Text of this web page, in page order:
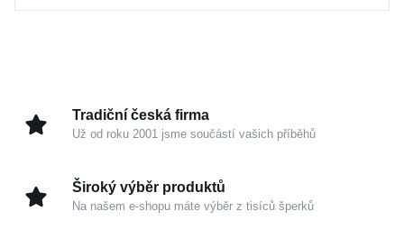
dekolt. Byl pečlivě navržen tak, aby nepodléhal
pomíjivým trendům a stal se trvalou součástí vašeho
Kouzlo v detailech
Tradiční česká firma
Už od roku 2001 jsme součástí vašich příběhů
Široký výběr produktů
Na našem e-shopu máte výběr z tisíců šperků